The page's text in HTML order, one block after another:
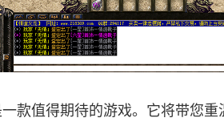
一款值得期待的游戏。它将带您